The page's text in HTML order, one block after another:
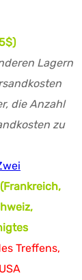
Lagern
die Anzahl
zu
Treffens,